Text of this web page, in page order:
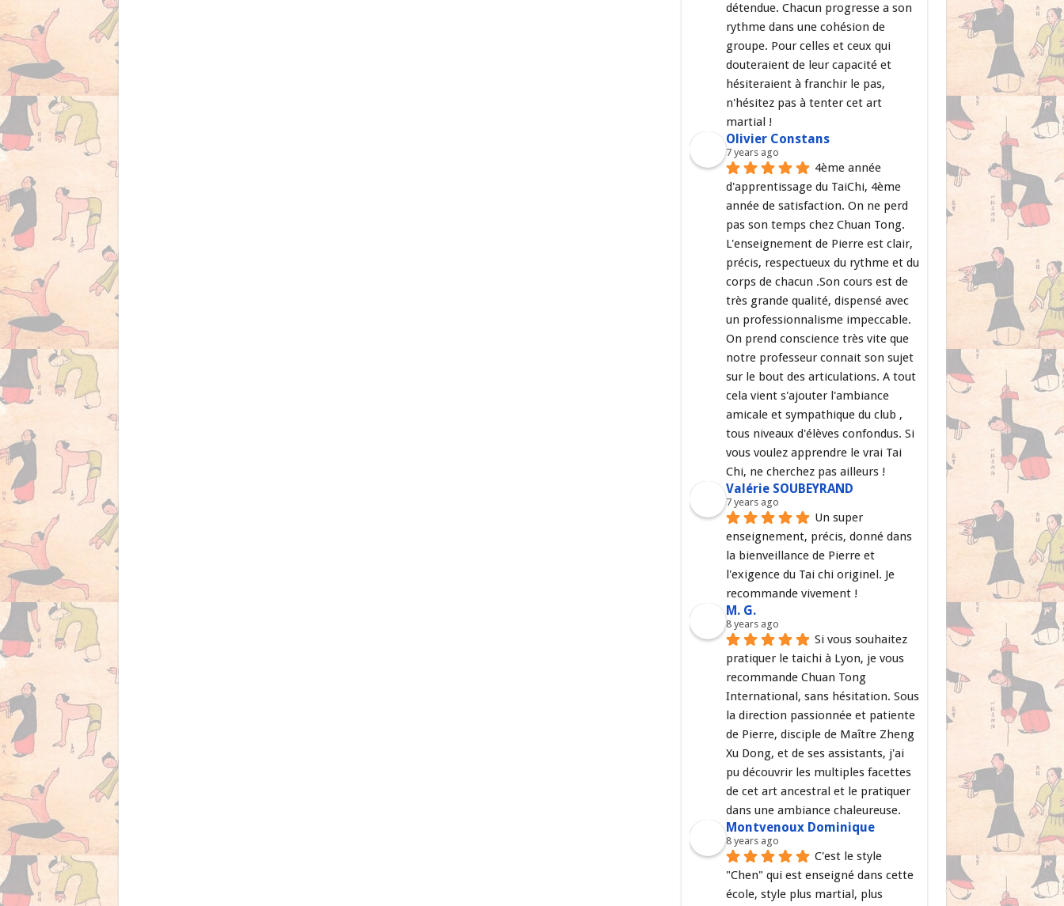
détendue. Chacun progresse a son
rythme dans une cohésion de
groupe. Pour celles et ceux qui
douteraient de leur capacité et
hésiteraient à franchir le pas,
n'hésitez pas à tenter cet art
martial !
Olivier Constans
7 years ago
4ème année
d'apprentissage du TaiChi, 4ème
année de satisfaction. On ne perd
pas son temps chez Chuan Tong.
L'enseignement de Pierre est clair,
précis, respectueux du rythme et du
corps de chacun .Son cours est de
très grande qualité, dispensé avec
un professionnalisme impeccable.
On prend conscience très vite que
notre professeur connait son sujet
sur le bout des articulations. A tout
cela vient s'ajouter l'ambiance
amicale et sympathique du club ,
tous niveaux d'élèves confondus. Si
vous voulez apprendre le vrai Tai
Chi, ne cherchez pas ailleurs !
Valérie SOUBEYRAND
7 years ago
Un super
enseignement, précis, donné dans
la bienveillance de Pierre et
l'exigence du Tai chi originel. Je
recommande vivement !
M. G.
8 years ago
Si vous souhaitez
pratiquer le taichi à Lyon, je vous
recommande Chuan Tong
International, sans hésitation. Sous
la direction passionnée et patiente
de Pierre, disciple de Maître Zheng
Xu Dong, et de ses assistants, j'ai
pu découvrir les multiples facettes
de cet art ancestral et le pratiquer
dans une ambiance chaleureuse.
Montvenoux Dominique
8 years ago
C'est le style
"Chen" qui est enseigné dans cette
école, style plus martial, plus